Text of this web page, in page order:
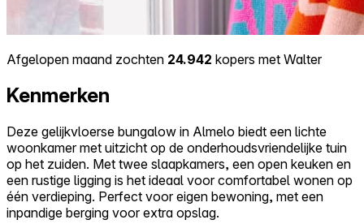
Afgelopen maand zochten 24.942 kopers met Walter
Kenmerken
Deze gelijkvloerse bungalow in Almelo biedt een lichte
woonkamer met uitzicht op de onderhoudsvriendelijke tuin
op het zuiden. Met twee slaapkamers, een open keuken en
een rustige ligging is het ideaal voor comfortabel wonen op
één verdieping. Perfect voor eigen bewoning, met een
inpandige berging voor extra opslag.